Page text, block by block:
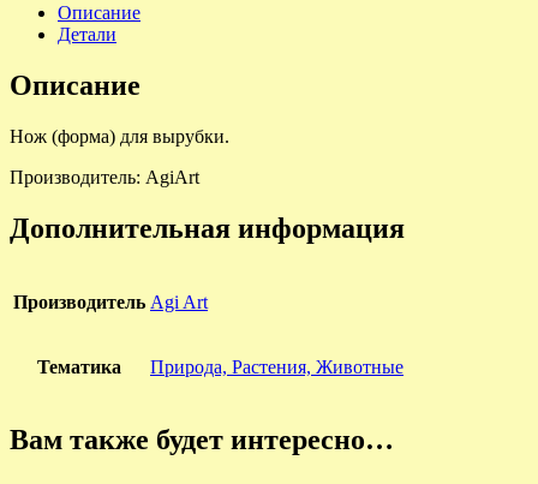
Описание
Детали
Описание
Нож (форма) для вырубки.
Производитель: AgiArt
Дополнительная информация
Производитель Agi Art
Тематика Природа, Растения, Животные
Вам также будет интересно…